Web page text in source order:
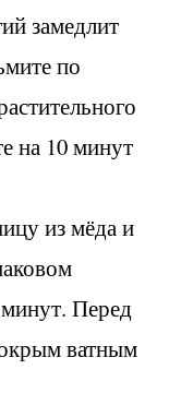
замедлит
по
на 10 минут
из мёда и
Перед
ватным